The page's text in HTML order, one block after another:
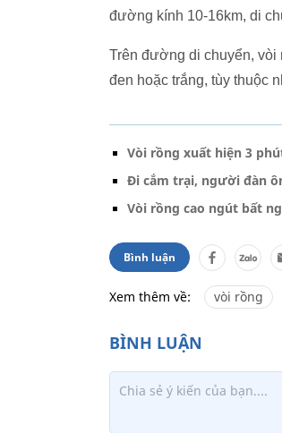
đường kính 10-16km, di
Trên đường di chuyển, vòi
đen hoặc trắng, tùy thuộc
Vòi rồng xuất hiện 3
Đi cắm trại, người đàn
Vòi rồng cao ngút bất
Bình luận
Xem thêm về: vòi rồng